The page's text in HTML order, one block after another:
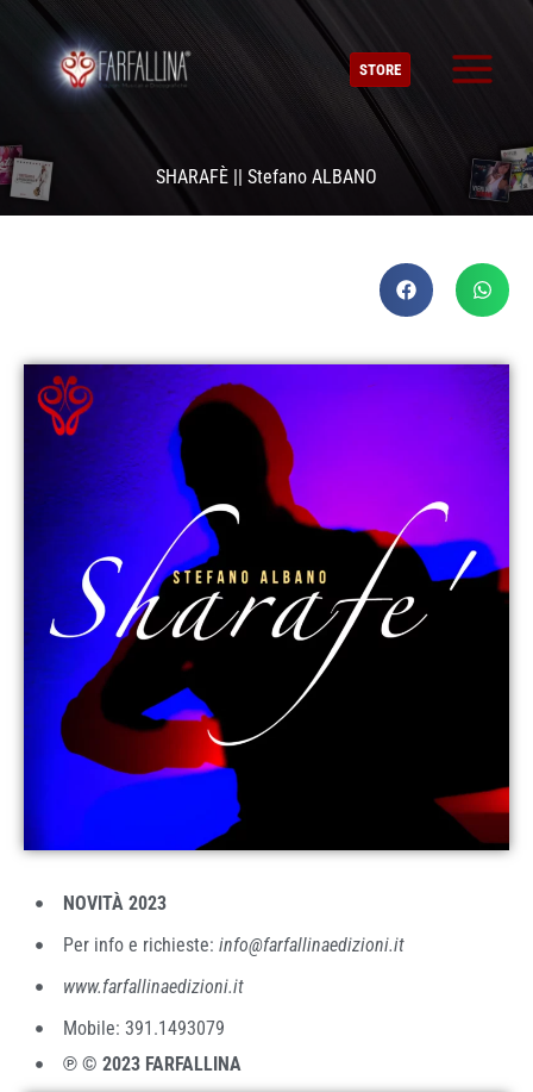
contenuto
STORE
SHARAFÈ || Stefano ALBANO
NOVITÀ 2023
Per info e richieste: info@farfallinaedizioni.it
www.farfallinaedizioni.it
Mobile: 391.1493079
℗ © 2023 FARFALLINA